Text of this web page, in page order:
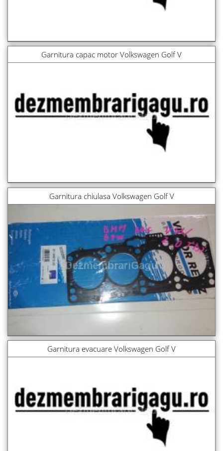
Garnitura capac motor Volkswagen Golf V
Garnitura chiulasa Volkswagen Golf V
Garnitura evacuare Volkswagen Golf V